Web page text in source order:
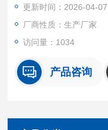
更新时间：2026-04-07
厂商性质：生产厂家
访问量：1034
产品咨询